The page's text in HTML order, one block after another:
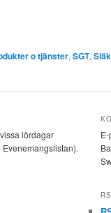
o tjänster, SGT,
lördagar